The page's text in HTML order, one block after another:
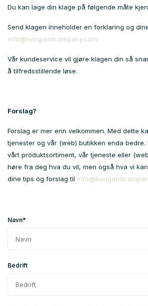
Du kan lage din klage på følgende måte
Send klagen inneholder en forklaring og
info@livingandcompany.com
Vår kundeservice vil gjøre klagen din så
å tilfredsstillende løse.
Forslag?
Forslag er mer enn velkommen. Med dette
tjenester og vår (web) butikken enda bedre.
vårt produktsortiment, vår tjeneste eller
høre fra deg hva du vil, men også hva vi
dine tips og forslag til
Navn*
Bedrift